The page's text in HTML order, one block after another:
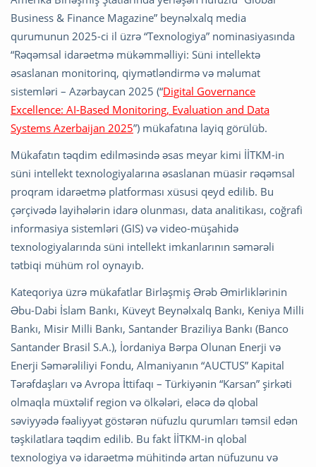
Business & Finance Magazine” beynəlxalq media
qurumunun 2025-ci il üzrə “Texnologiya” nominasiyasında
“Rəqəmsal idarəetmə mükəmməlliyi: Süni intellektə
əsaslanan monitorinq, qiymətləndirmə və məlumat
sistemləri – Azərbaycan 2025 (“Digital Governance
Excellence: AI-Based Monitoring, Evaluation and Data
Systems Azerbaijan 2025”) mükafatına layiq görülüb.
Mükafatın təqdim edilməsində əsas meyar kimi İİTKM-in
süni intellekt texnologiyalarına əsaslanan müasir rəqəmsal
proqram idarəetmə platforması xüsusi qeyd edilib. Bu
çərçivədə layihələrin idarə olunması, data analitikası, coğrafi
informasiya sistemləri (GIS) və video-müşahidə
texnologiyalarında süni intellekt imkanlarının səmərəli
tətbiqi mühüm rol oynayıb.
Kateqoriya üzrə mükafatlar Birləşmiş Ərəb Əmirliklərinin
Əbu-Dabi İslam Bankı, Küveyt Beynəlxalq Bankı, Keniya Milli
Bankı, Misir Milli Bankı, Santander Braziliya Bankı (Banco
Santander Brasil S.A.), İordaniya Bərpa Olunan Enerji və
Enerji Səmərəliliyi Fondu, Almaniyanın “AUCTUS” Kapital
Tərəfdaşları və Avropa İttifaqı – Türkiyənin “Karsan” şirkəti
olmaqla müxtəlif region və ölkələri, eləcə də qlobal
səviyyədə fəaliyyət göstərən nüfuzlu qurumları təmsil edən
təşkilatlara təqdim edilib. Bu fakt İİTKM-in qlobal
texnologiya və idarəetmə mühitində artan nüfuzunu və